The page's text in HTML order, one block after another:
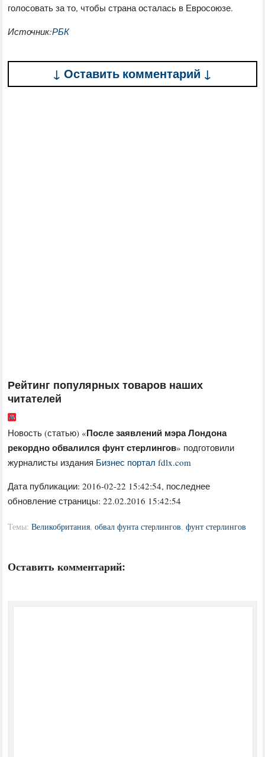
голосовать за то, чтобы страна осталась в Евросоюзе.
Источник:РБК
↓ Оставить комментарий ↓
Рейтинг популярных товаров наших
читателей
Новость (статью) «После заявлений мэра Лондона
рекордно обвалился фунт стерлингов» подготовили
журналисты издания Бизнес портал fdlx.com
Дата публикации:2016-02-22 15:42:54, последнее
обновление страницы: 22.02.2016 15:42:54
Темы:Великобритания,обвал фунта стерлингов,фунт стерлингов
Оставить комментарий: